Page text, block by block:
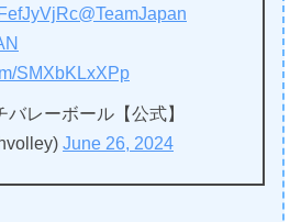
@TeamJapan
SMXbKLxXPp
レーボール【公式】
June 26, 2024